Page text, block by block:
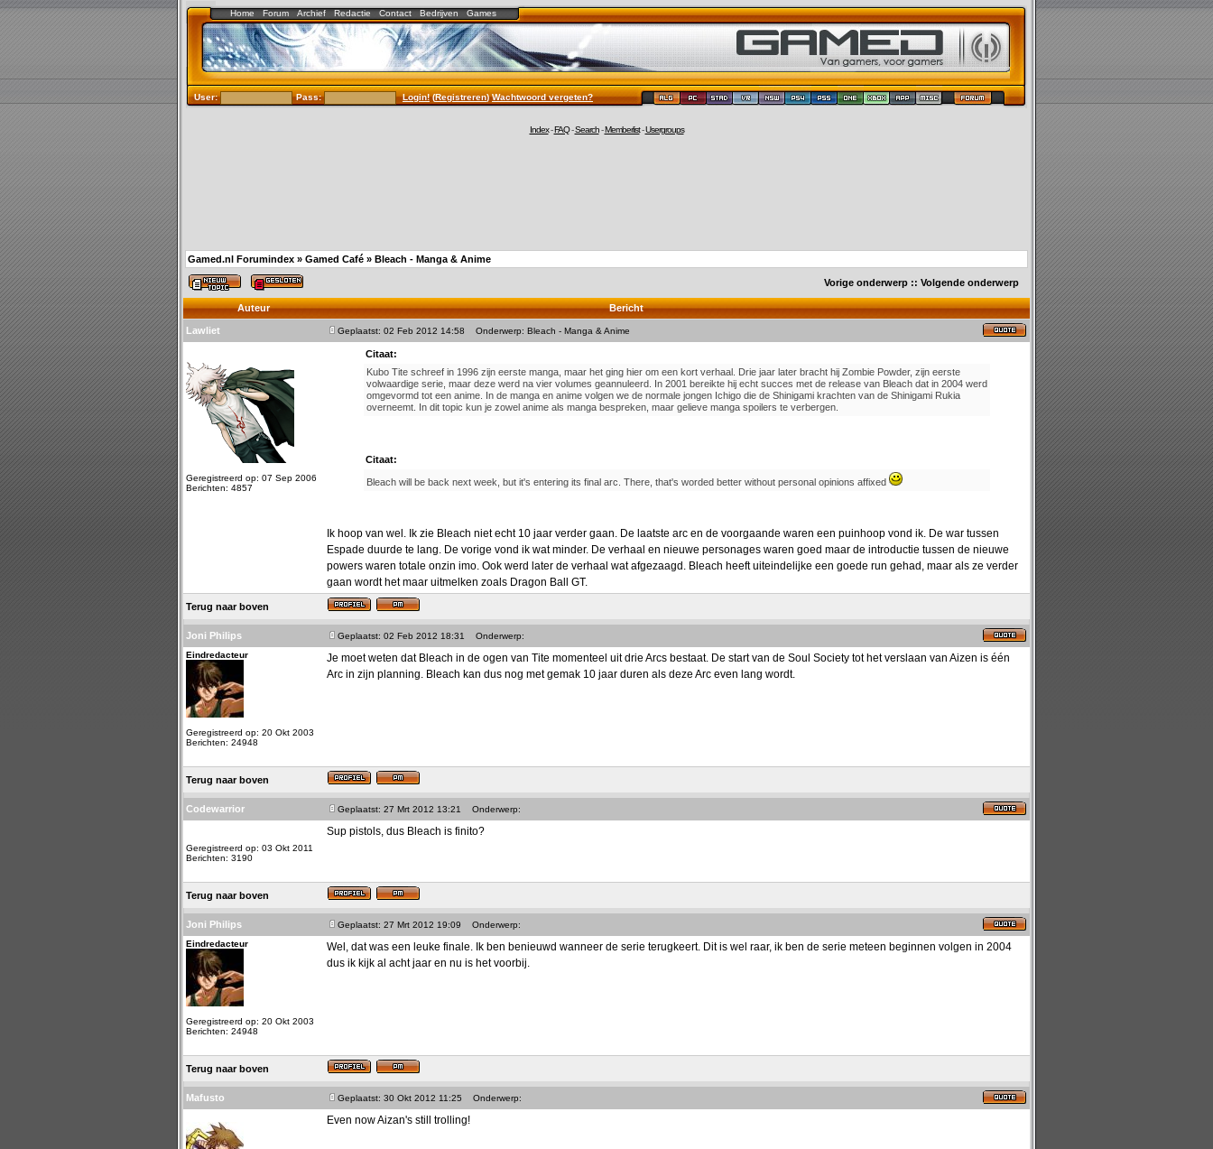
Home Forum Archief Redactie Contact Bedrijven Games
User: Pass: Login!(Registreren)Wachtwoord vergeten?
Index-FAQ-Search-Memberlist-Usergroups
Gamed.nl Forumindex » Gamed Café » Bleach - Manga & Anime
Vorige onderwerp :: Volgende onderwerp
Auteur Bericht
Lawliet Geplaatst: 02 Feb 2012 14:58 Onderwerp: Bleach - Manga & Anime
Geregistreerd op: 07 Sep 2006
Berichten: 4857
Citaat:
Kubo Tite schreef in 1996 zijn eerste manga, maar het ging hier om een kort verhaal. Drie jaar later bracht hij Zombie Powder, zijn eerste
volwaardige serie, maar deze werd na vier volumes geannuleerd. In 2001 bereikte hij echt succes met de release van Bleach dat in 2004 werd
omgevormd tot een anime. In de manga en anime volgen we de normale jongen Ichigo die de Shinigami krachten van de Shinigami Rukia
overneemt. In dit topic kun je zowel anime als manga bespreken, maar gelieve manga spoilers te verbergen.
Citaat:
Bleach will be back next week, but it's entering its final arc. There, that's worded better without personal opinions affixed
Ik hoop van wel. Ik zie Bleach niet echt 10 jaar verder gaan. De laatste arc en de voorgaande waren een puinhoop vond ik. De war tussen
Espade duurde te lang. De vorige vond ik wat minder. De verhaal en nieuwe personages waren goed maar de introductie tussen de nieuwe
powers waren totale onzin imo. Ook werd later de verhaal wat afgezaagd. Bleach heeft uiteindelijke een goede run gehad, maar als ze verder
gaan wordt het maar uitmelken zoals Dragon Ball GT.
Terug naar boven
Joni Philips Geplaatst: 02 Feb 2012 18:31
Onderwerp:
Eindredacteur
Geregistreerd op: 20 Okt 2003
Berichten: 24948
Je moet weten dat Bleach in de ogen van Tite momenteel uit drie Arcs bestaat. De start van de Soul Society tot het verslaan van Aizen is één
Arc in zijn planning. Bleach kan dus nog met gemak 10 jaar duren als deze Arc even lang wordt.
Terug naar boven
Codewarrior Geplaatst: 27 Mrt 2012 13:21 Onderwerp:
Geregistreerd op: 03 Okt 2011
Berichten: 3190
Sup pistols, dus Bleach is finito?
Terug naar boven
Joni Philips Geplaatst: 27 Mrt 2012 19:09
Onderwerp:
Eindredacteur
Geregistreerd op: 20 Okt 2003
Berichten: 24948
Wel, dat was een leuke finale. Ik ben benieuwd wanneer de serie terugkeert. Dit is wel raar, ik ben de serie meteen beginnen volgen in 2004
dus ik kijk al acht jaar en nu is het voorbij.
Terug naar boven
Mafusto Geplaatst: 30 Okt 2012 11:25 Onderwerp:
Even now Aizan's still trolling!